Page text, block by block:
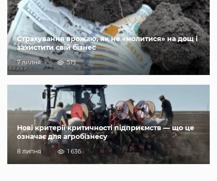
Страхування врожаю, як не «молитися» на дощ і
захистити свій бізнес
7 липня 519
Нові критерії критичності підприємств — що це
означає для агробізнесу
8 липня 1 636